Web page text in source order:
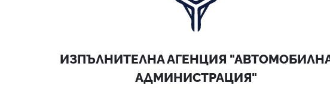
ИЗПЪЛНИТЕЛНА АГЕНЦИЯ
АДМИНИСТРАЦИЯ"